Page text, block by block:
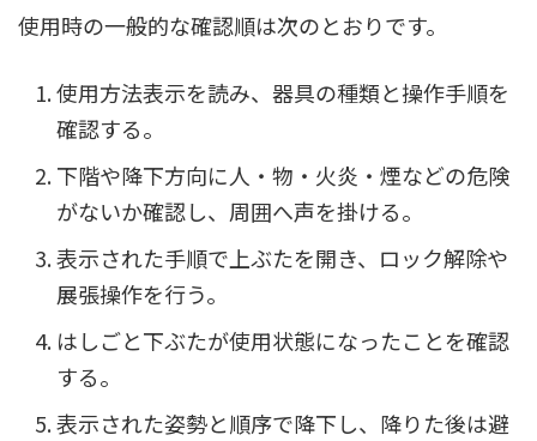
使用時の一般的な確認順は次のとおりです。
使用方法表示を読み、器具の種類と操作手順を
確認する。
下階や降下方向に人・物・火炎・煙などの危険
がないか確認し、周囲へ声を掛ける。
表示された手順で上ぶたを開き、ロック解除や
展張操作を行う。
はしごと下ぶたが使用状態になったことを確認
する。
表示された姿勢と順序で降下し、降りた後は避